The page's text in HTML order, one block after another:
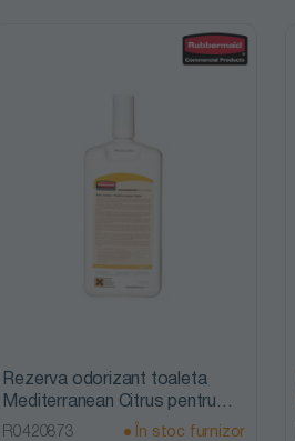
Rezerva odorizant toaleta
Mediterranean Citrus pentru
dispenserul Auto Janitor ,
R0420873 În stoc furnizor